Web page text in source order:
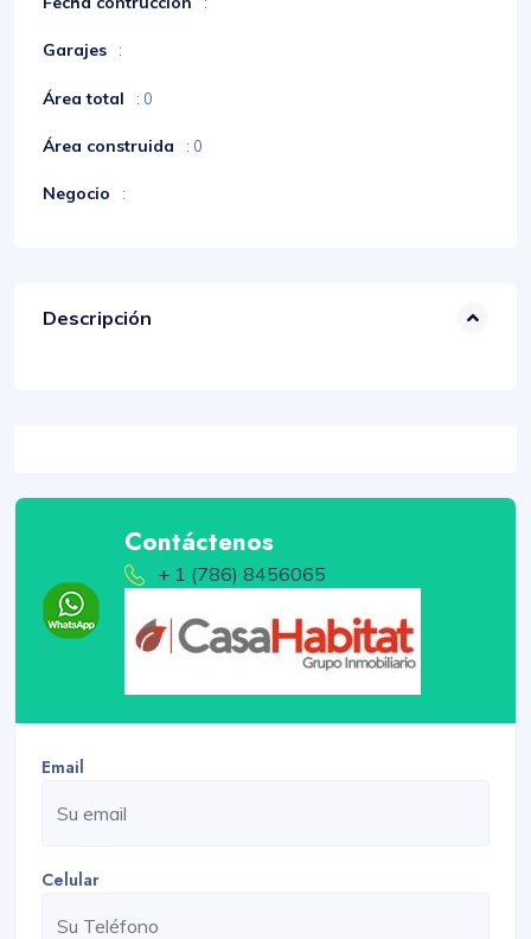
Garajes :
Área total : 0
Área construida : 0
Negocio :
Descripción
Contáctenos
+ 1 (786) 8456065
Email
Celular